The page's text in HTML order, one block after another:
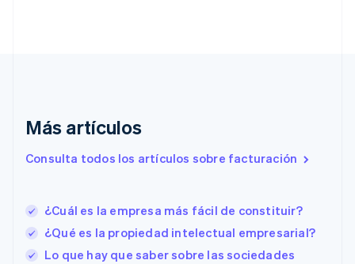
Más artículos
Consulta todos los artículos sobre facturación
¿Cuál es la empresa más fácil de constituir?
¿Qué es la propiedad intelectual empresarial?
Lo que hay que saber sobre las sociedades
EnglishItaliano
EspañolEnglish
Estonia
Finlandia
EnglishSvenska